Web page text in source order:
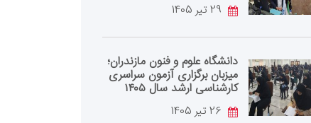
دانشگاه علوم و فنون مازندران؛
میزبان برگزاری آزمون سراسری
کارشناسی‌ ارشد سال ۱۴۰۵